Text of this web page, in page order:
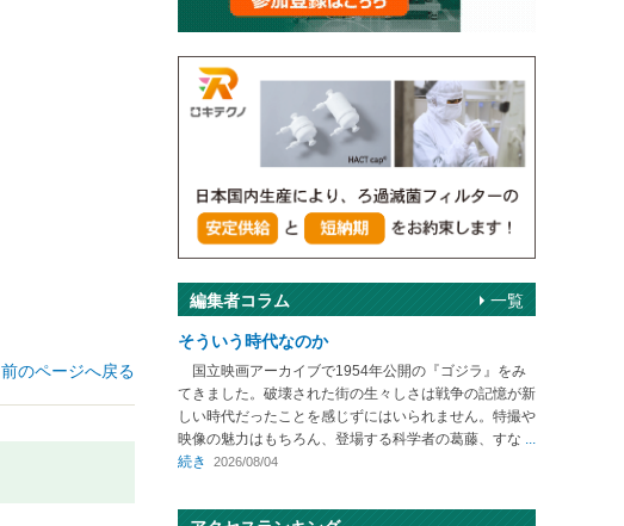
前のページへ戻る
編集者コラム
そういう時代なのか
国立映画アーカイブで1954年公開の『ゴジラ』をみ
てきました。破壊された街の生々しさは戦争の記憶が新
しい時代だったことを感じずにはいられません。特撮や
映像の魅力はもちろん、登場する科学者の葛藤、すな ...
続き
2026/08/04
一覧